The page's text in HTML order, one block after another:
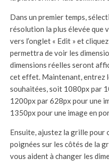
Dans un premier temps,
résolution la plus élevée que
vers l’onglet « Edit » et
permettra de voir les
dimensions réelles seront
cet effet. Maintenant, entrez
souhaitées, soit 1080px par
1200px par 628px pour une
1350px pour une image en
Ensuite, ajustez la grille pour
poignées sur les côtés de la
vous aident à changer les